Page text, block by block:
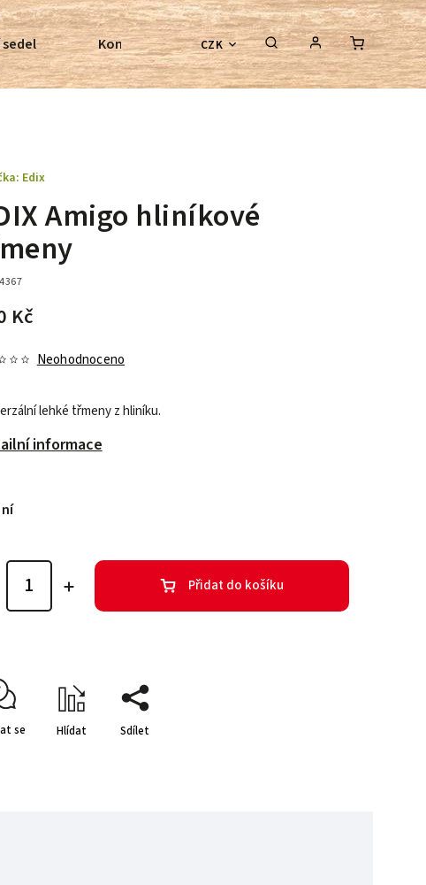
CZK
Kontroly bezkostrových sedel Poradenství
Amigo hliníkové
4367
Kč
Neohodnoceno
lehké třmeny z hliníku.
informace
Edix
Přidat do košíku
se Hlídat Sdílet